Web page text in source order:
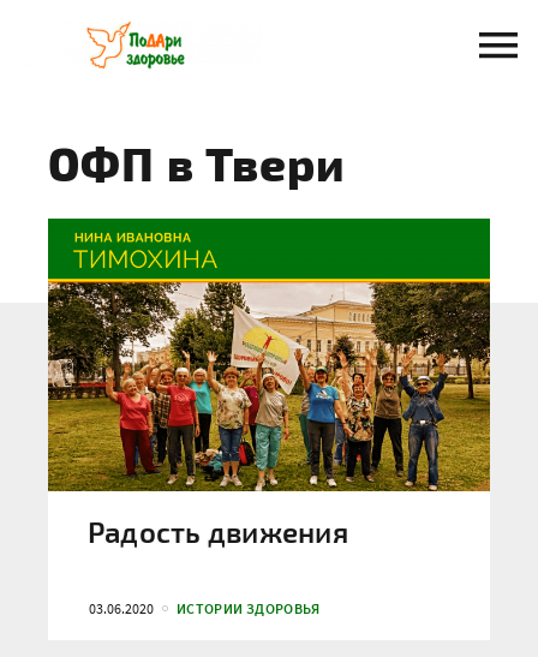
содержанию
ОФП в Твери
Радость движения
03.06.2020 ИСТОРИИ ЗДОРОВЬЯ